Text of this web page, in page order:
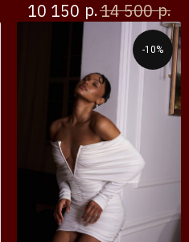
10 150 р.14 500 р.
-10%